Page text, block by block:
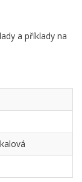
a příklady na